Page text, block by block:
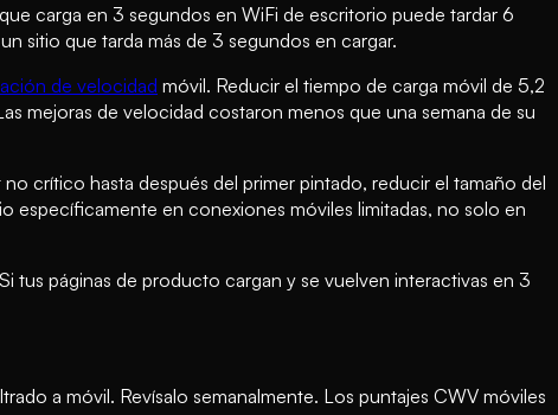
carga en 3 segundos en WiFi de escritorio puede tardar 6
sitio que tarda más de 3 segundos en cargar.
de velocidad móvil. Reducir el tiempo de carga móvil de 5,2
mejoras de velocidad costaron menos que una semana de su
crítico hasta después del primer pintado, reducir el tamaño del
específicamente en conexiones móviles limitadas, no solo en
tus páginas de producto cargan y se vuelven interactivas en 3
a móvil. Revísalo semanalmente. Los puntajes CWV móviles